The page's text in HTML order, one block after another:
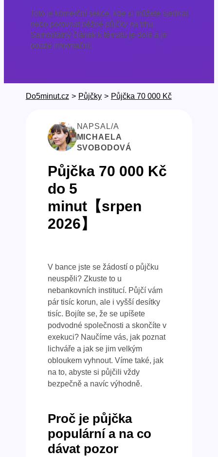
Toto je komerční sekce, kde si můžete sjednat
nebo porovnat běžné půjčky na trhu.
Samostatný článek k tématu je dole a je
pouze informační.
Do5minut.cz > Půjčky > Půjčka 70 000 Kč
NAPSAL/A
MICHAELA
SVOBODOVÁ
Půjčka 70 000 Kč
do 5
minut【srpen
2026】
V bance jste se žádostí o půjčku
neuspěli? Zkuste to u
nebankovních institucí. Půjčí vám
pár tisíc korun, ale i vyšší desítky
tisíc. Bojíte se, že se upíšete
podvodné společnosti a skončíte v
exekuci? Naučíme vás, jak poznat
lichváře a jak se jim velkým
obloukem vyhnout. Víme také, jak
na to, abyste si půjčili vždy
bezpečně a navíc výhodně.
Proč je půjčka
populární a na co
dávat pozor